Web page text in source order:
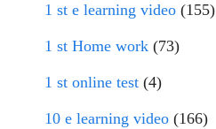
1 st e learning video (155)
1 st Home work (73)
1 st online test (4)
10 e learning video (166)